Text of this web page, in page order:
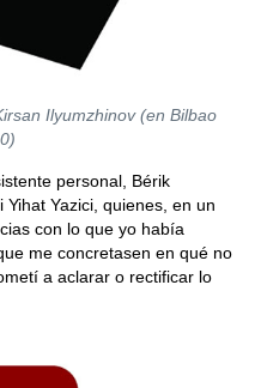
Ilyumzhinov (en Bilbao
personal, Bérik
Yihat Yazici, quienes, en un
con lo que yo había
me concretasen en qué no
a aclarar o rectificar lo